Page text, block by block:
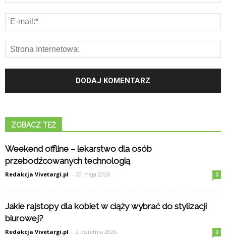
ZOBACZ TEŻ
Weekend offline – lekarstwo dla osób
przebodźcowanych technologią
Redakcja Vivetargi.pl - 20 maja 2026 0
Jakie rajstopy dla kobiet w ciąży wybrać do stylizacji
biurowej?
Redakcja Vivetargi.pl - 2 kwietnia 2026 0